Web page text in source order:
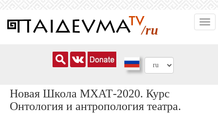
основному
/ru
Новая Школа МХАТ-2020. Курс
Онтология и антропология театра.